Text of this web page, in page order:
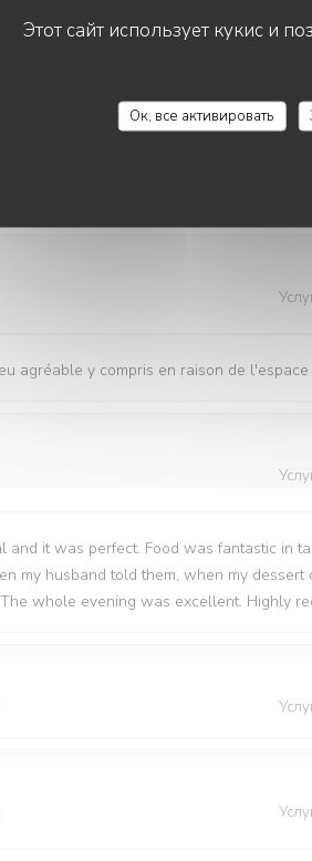
Этот сайт использует кукис и
Ок, все активировать
agréable y compris en raison de
and it was perfect. Food was fantastic in
my husband told them, when my
whole evening was excellent. Highly